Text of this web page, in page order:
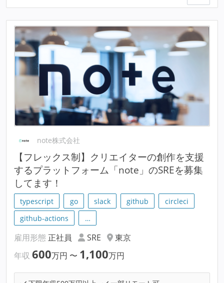
note株式会社
【フレックス制】クリエイターの創作を支援
するプラットフォーム「note」のSREを募集
してます！
typescript go slack github
circleci
github-actions
…
雇用形態 正社員 SRE
東京
年収 600万円 〜 1,100万円